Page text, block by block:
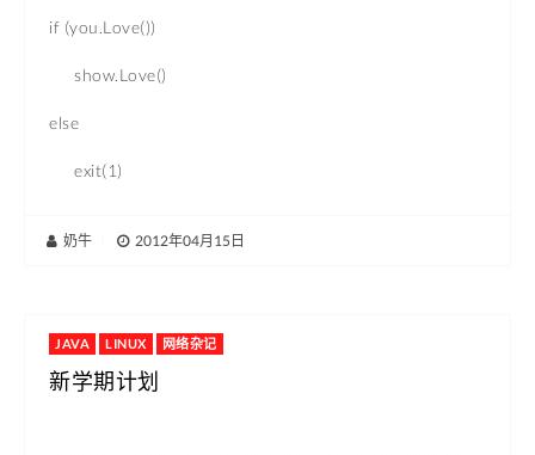
if (you.Love())
show.Love()
else
exit(1)
奶牛 2012年04月15日
JAVA LINUX 网络杂记
新学期计划